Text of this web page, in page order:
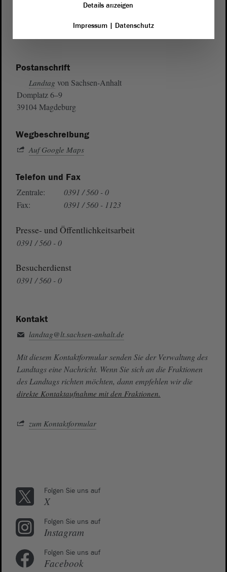
Postanschrift
Landtag von Sachsen-Anhalt
Domplatz 6–9
39104 Magdeburg
Wegbeschreibung
Auf Google Maps
Telefon und Fax
Zentrale:
0391 / 560 - 0
Fax:
0391 / 560 - 1123
Presse- und Öffentlichkeitsarbeit
0391 / 560 - 0
Besucherdienst
0391 / 560 - 0
Kontakt
landtag@lt.sachsen-anhalt.de
Mit diesem Kontaktformular senden Sie der Verwaltung des
Landtags eine Nachricht. Wenn Sie sich an die Fraktionen
des Landtags richten möchten, dann empfehlen wir die
direkte Kontaktaufnahme mit den Fraktionen.
zum Kontaktformular
Folgen Sie uns auf
X
Folgen Sie uns auf
Instagram
Folgen Sie uns auf
Facebook
Details anzeigen
Impressum| Datenschutz